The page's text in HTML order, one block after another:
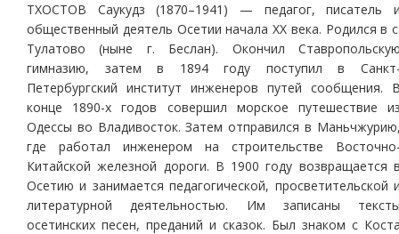
ТХОСТОВ Саукудз (1870–1941) — педагог, писатель
общественный деятель Осетии начала XX века. Родился в
Тулатово (ныне г. Беслан). Окончил
гимназию, затем в 1894 году поступил в
Петербургский институт инженеров путей сообщения.
конце 1890-х годов совершил морское путешествие
Одессы во Владивосток. Затем отправился в
где работал инженером на строительстве
Китайской железной дороги. В 1900 году возвращается
Осетию и занимается педагогической, просветительской
литературной деятельностью. Им записаны
осетинских песен, преданий и сказок. Был знаком с